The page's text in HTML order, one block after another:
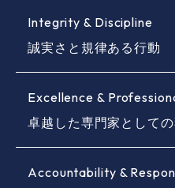
Integrity & Discipline
誠実さと規律ある行動
献する投資機関として、
ていることを自覚し、
いて、高い自己規律を持
実な姿勢で臨みます。
Excellence &
卓越した専門家とし
りを持ち、高い専門性と
Accountability &